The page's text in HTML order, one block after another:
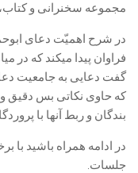
مجموعه سخنرانی و
در شرح اهمیّت دعای
فراوان پیدا میکند که در
گفت دعایی به جامعیت
که حاوی نکاتی بس دقیق
بندگان و ربط آنها با
در ادامه همراه باشید
جلسات.